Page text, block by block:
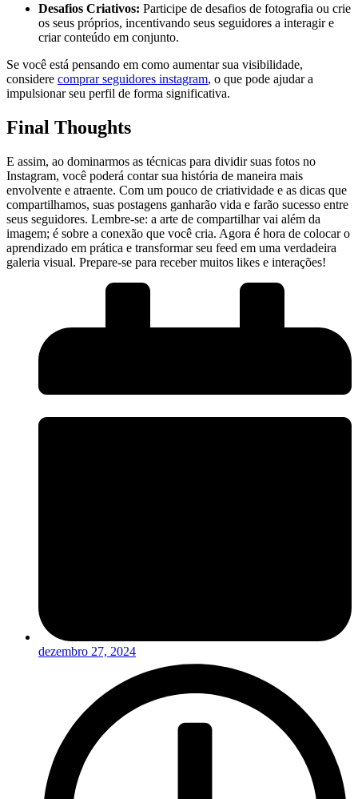
Desafios⁣ Criativos: Participe ‍de desafios de ⁢fotografia ou crie
os seus próprios, incentivando seus seguidores a‍ interagir ⁢e
criar conteúdo em conjunto.
Se você está pensando em como aumentar sua visibilidade,
considere‍ comprar seguidores⁣ instagram, o que pode ajudar a
impulsionar⁣ seu perfil de forma significativa.
Final Thoughts
E assim, ao dominarmos as técnicas⁣ para dividir‌ suas fotos no
Instagram, você poderá contar sua história de‌ maneira mais
envolvente e atraente. Com um ‍pouco de criatividade⁤ e as dicas​ que
compartilhamos, suas postagens ganharão vida⁢ e farão sucesso entre
seus seguidores. ​Lembre-se: a arte de compartilhar vai além da
imagem; é sobre a conexão que você cria. Agora é ‍hora de colocar⁢ o
aprendizado‍ em prática e transformar seu feed em uma verdadeira
galeria visual. Prepare-se para receber muitos likes e interações!
dezembro 27, 2024